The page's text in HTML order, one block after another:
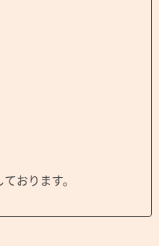
おります。